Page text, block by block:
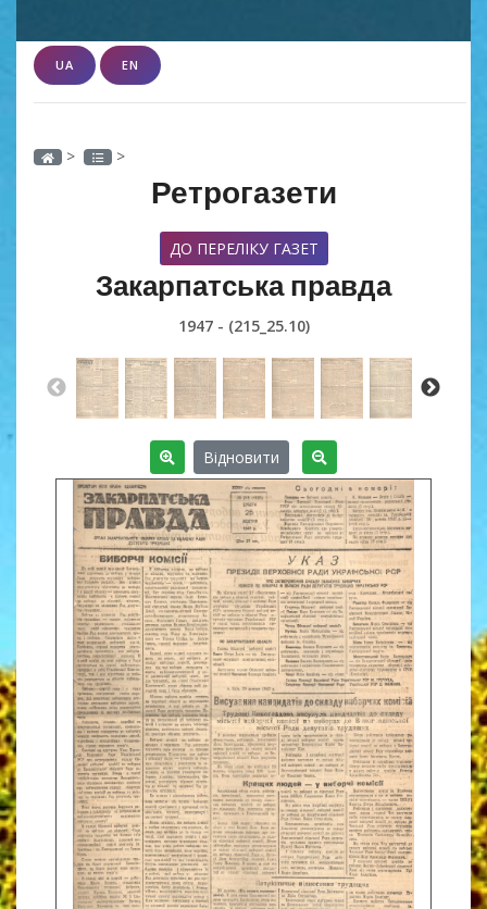
UA EN
> >
Ретрогазети
ДО ПЕРЕЛІКУ ГАЗЕТ
Закарпатська правда
1947 - (215_25.10)
Відновити